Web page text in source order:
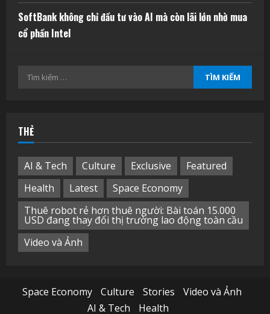
SoftBank không chỉ đầu tư vào AI mà còn lãi lớn nhờ mua
cổ phần Intel
Tìm
THẺ
AI & Tech Culture Exclusive
Featured
Health
Latest
Space Economy
Thuê robot rẻ hơn thuê người: Bài toán 15.000
USD đang thay đổi thị trường lao động toàn cầu
Video và Ảnh
Space Economy Culture Stories
Video và Ảnh
AI & Tech
Health